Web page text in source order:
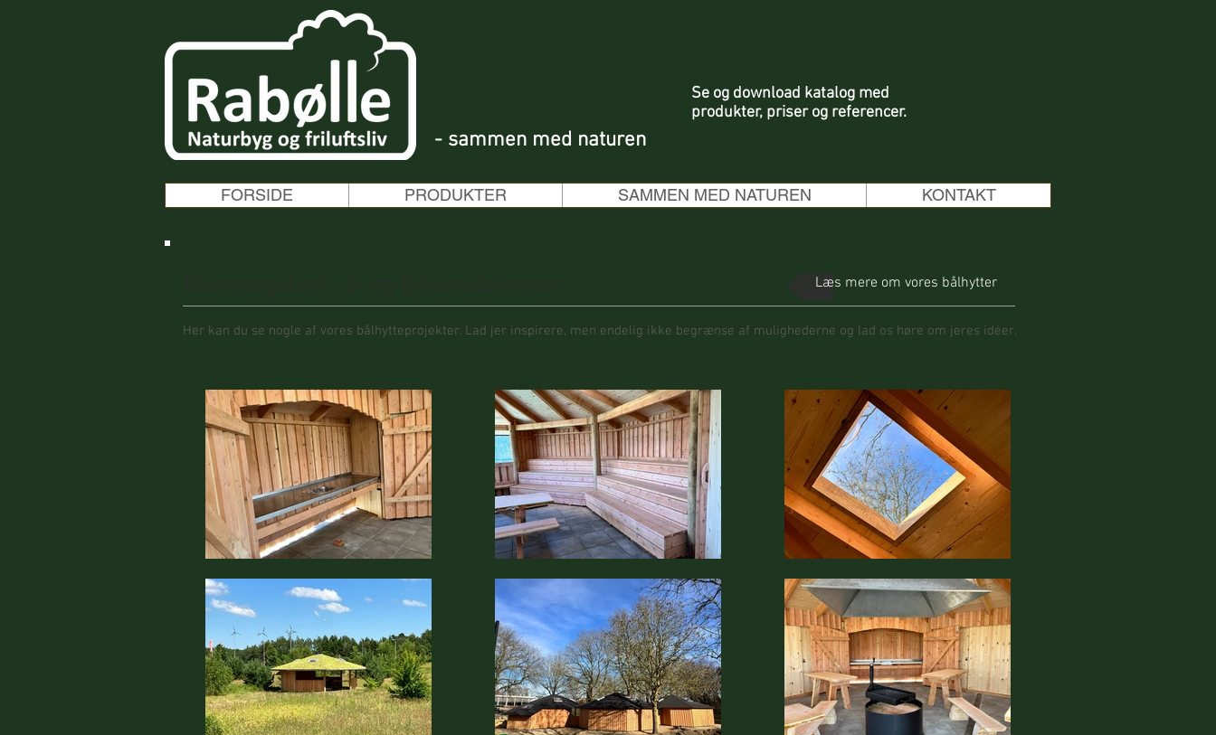
- sammen med naturen
Se og download katalog med
produkter, priser og referencer.
FORSIDE PRODUKTER SAMMEN MED NATUREN KONTAKT
Læs mere om vores bålhytter
Her kan du se nogle af vores bålhytteprojekter. Lad jer inspirere, men endelig ikke begrænse af mulighederne og lad os høre om jeres idéer.